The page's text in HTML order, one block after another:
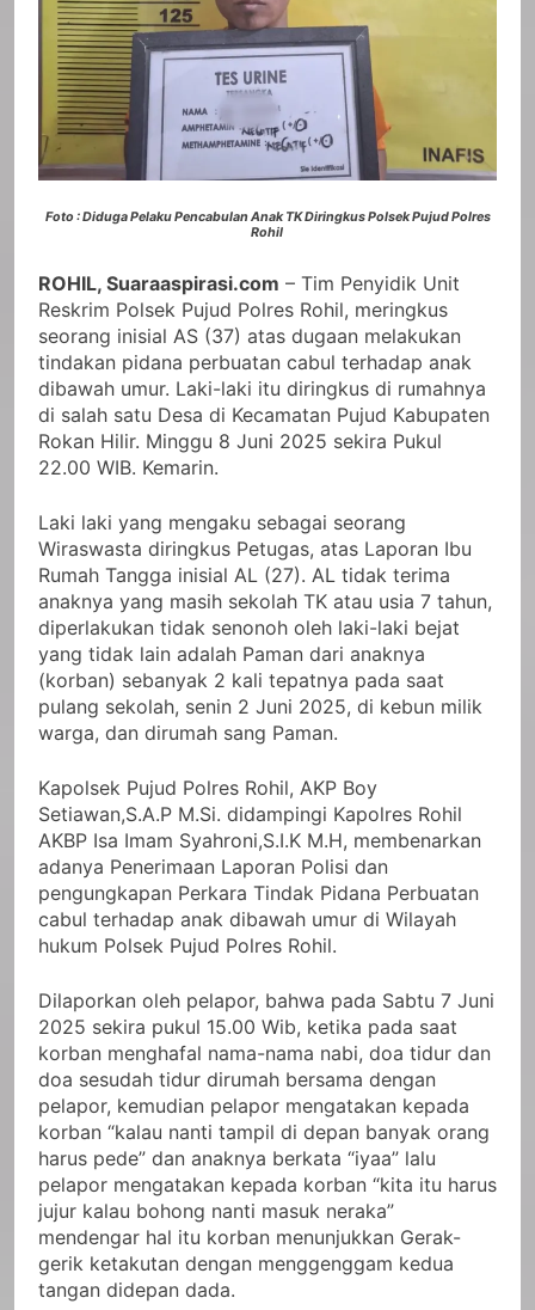
Foto : Diduga Pelaku Pencabulan Anak TK Diringkus Polsek Pujud Polres
Rohil
ROHIL, Suaraaspirasi.com – Tim Penyidik Unit
Reskrim Polsek Pujud Polres Rohil, meringkus
seorang inisial AS (37) atas dugaan melakukan
tindakan pidana perbuatan cabul terhadap anak
dibawah umur. Laki-laki itu diringkus di rumahnya
di salah satu Desa di Kecamatan Pujud Kabupaten
Rokan Hilir. Minggu 8 Juni 2025 sekira Pukul
22.00 WIB. Kemarin.
Laki laki yang mengaku sebagai seorang
Wiraswasta diringkus Petugas, atas Laporan Ibu
Rumah Tangga inisial AL (27). AL tidak terima
anaknya yang masih sekolah TK atau usia 7 tahun,
diperlakukan tidak senonoh oleh laki-laki bejat
yang tidak lain adalah Paman dari anaknya
(korban) sebanyak 2 kali tepatnya pada saat
pulang sekolah, senin 2 Juni 2025, di kebun milik
warga, dan dirumah sang Paman.
Kapolsek Pujud Polres Rohil, AKP Boy
Setiawan,S.A.P M.Si. didampingi Kapolres Rohil
AKBP Isa Imam Syahroni,S.I.K M.H, membenarkan
adanya Penerimaan Laporan Polisi dan
pengungkapan Perkara Tindak Pidana Perbuatan
cabul terhadap anak dibawah umur di Wilayah
hukum Polsek Pujud Polres Rohil.
Dilaporkan oleh pelapor, bahwa pada Sabtu 7 Juni
2025 sekira pukul 15.00 Wib, ketika pada saat
korban menghafal nama-nama nabi, doa tidur dan
doa sesudah tidur dirumah bersama dengan
pelapor, kemudian pelapor mengatakan kepada
korban “kalau nanti tampil di depan banyak orang
harus pede” dan anaknya berkata “iyaa” lalu
pelapor mengatakan kepada korban “kita itu harus
jujur kalau bohong nanti masuk neraka”
mendengar hal itu korban menunjukkan Gerak-
gerik ketakutan dengan menggenggam kedua
tangan didepan dada.